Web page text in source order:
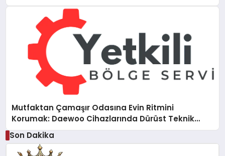
Mutfaktan Çamaşır Odasına Evin Ritmini
Korumak: Daewoo Cihazlarında Dürüst Teknik
Destek Deneyimi
Son Dakika